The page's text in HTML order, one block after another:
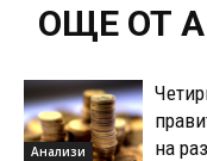
ОЩЕ ОТ
Анализи
на